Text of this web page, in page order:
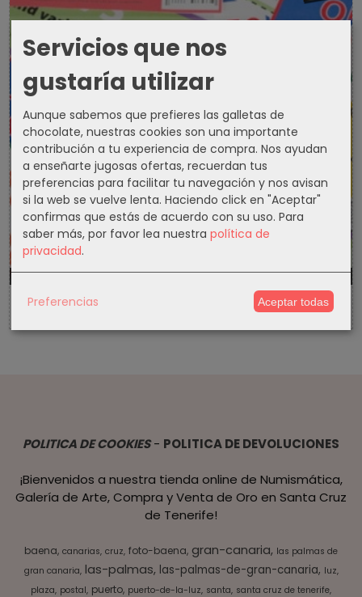
1301d 12h 56m 9s
POLITICA DE COOKIES- POLITICA DE DEVOLUCIONES
¡Bienvenidos a nuestra tienda online de Numismática,
Galería de Arte, Compra y Venta de Oro en Santa Cruz
de Tenerife!
baena canarias cruz foto-baena gran-canaria las palmas de
gran canaria las-palmas las-palmas-de-gran-canaria luz
plaza postal puerto puerto-de-la-luz santa santa cruz de tenerife
Servicios que nos
gustaría utilizar
Aunque sabemos que prefieres las galletas de
chocolate, nuestras cookies son una importante
contribución a tu experiencia de compra. Nos ayudan
a enseñarte jugosas ofertas, recuerdan tus
preferencias para facilitar tu navegación y nos avisan
si la web se vuelve lenta. Haciendo click en "Aceptar"
confirmas que estás de acuerdo con su uso. Para
saber más, por favor lea nuestra política de
privacidad.
Preferencias Aceptar todas